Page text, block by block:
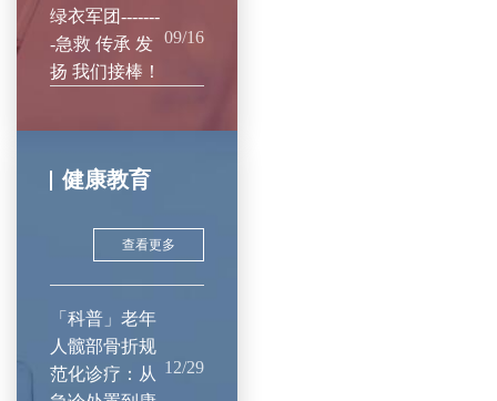
绿衣军团-------
-急救 传承 发
扬 我们接棒！
09/16
健康教育
查看更多
「科普」老年
人髋部骨折规
范化诊疗：从 12/29